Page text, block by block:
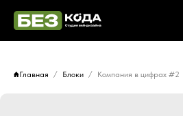
Главная Блоки Компания в цифрах #2